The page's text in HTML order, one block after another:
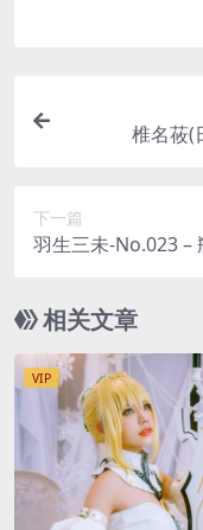
椎名莜(
下一篇
羽生三未-No.023 –
相关文章
VIP